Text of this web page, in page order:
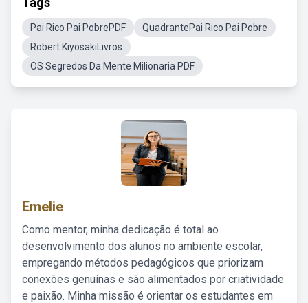
Pai Rico Pai PobrePDF
QuadrantePai Rico Pai Pobre
Robert KiyosakiLivros
OS Segredos Da Mente Milionaria PDF
Emelie
Como mentor, minha dedicação é total ao
desenvolvimento dos alunos no ambiente escolar,
empregando métodos pedagógicos que priorizam
conexões genuínas e são alimentados por criatividade
e paixão. Minha missão é orientar os estudantes em